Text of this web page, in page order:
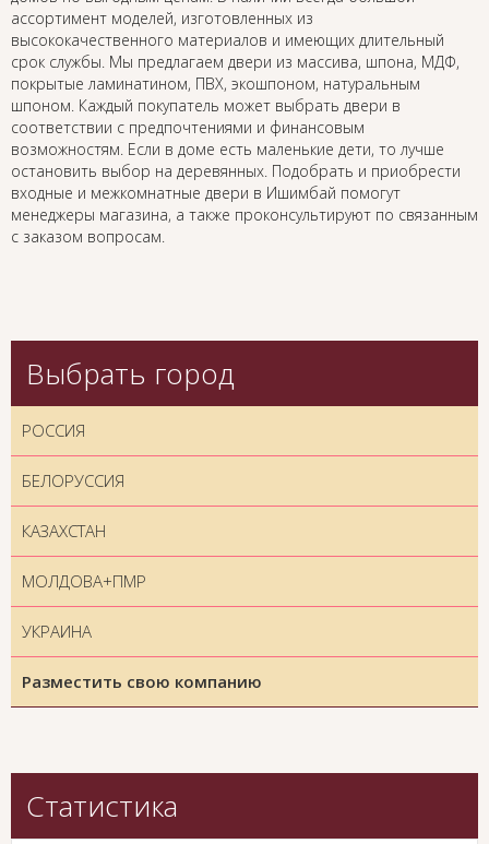
ассортимент моделей, изготовленных из
высококачественного материалов и имеющих длительный
срок службы. Мы предлагаем двери из массива, шпона, МДФ,
покрытые ламинатином, ПВХ, экошпоном, натуральным
шпоном. Каждый покупатель может выбрать двери в
соответствии с предпочтениями и финансовым
возможностям. Если в доме есть маленькие дети, то лучше
остановить выбор на деревянных. Подобрать и приобрести
входные и межкомнатные двери в Ишимбай помогут
менеджеры магазина, а также проконсультируют по связанным
с заказом вопросам.
Выбрать город
РОССИЯ
БЕЛОРУССИЯ
КАЗАХСТАН
МОЛДОВА+ПМР
УКРАИНА
Разместить свою компанию
Статистика